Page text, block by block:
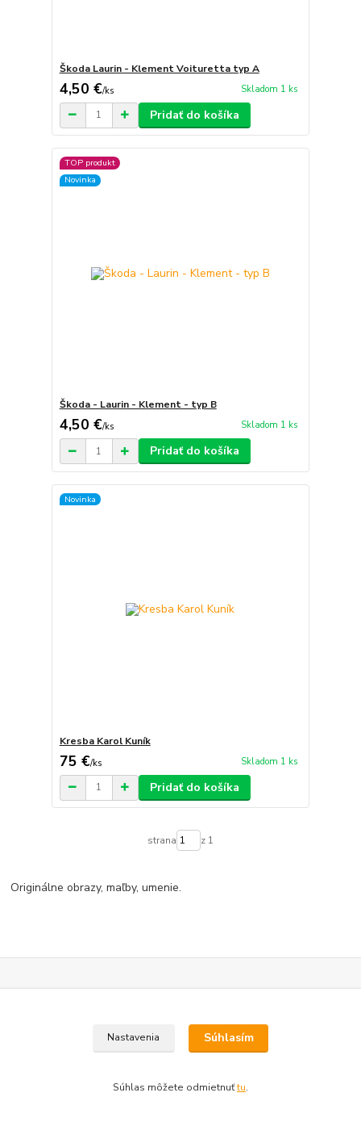
Škoda Laurin - Klement Voituretta typ A
4,50 €/ks Skladom 1 ks
Pridať do košíka
TOP produkt
Novinka
Škoda - Laurin - Klement - typ B
4,50 €/ks Skladom 1 ks
Pridať do košíka
Novinka
Kresba Karol Kuník
75 €/ks Skladom 1 ks
Pridať do košíka
strana z 1
Originálne obrazy, maľby, umenie.
Staré zberateľské mince a medaily
Nastavenia Súhlasím
Súhlas môžete odmietnuťtu.